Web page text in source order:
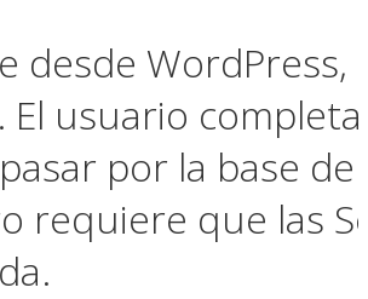
desde WordPress,
usuario
por la base
requiere que las